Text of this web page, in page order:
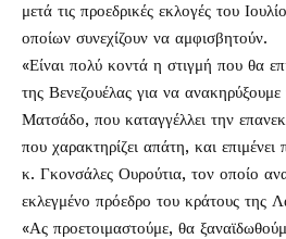
μετά τις προεδρικές εκλογές του
οποίων συνεχίζουν να αμφισβητούν.
«Είναι πολύ κοντά η στιγμή που θα
της Βενεζουέλας για να
Ματσάδο, που καταγγέλλει την
που χαρακτηρίζει απάτη, και
κ. Γκονσάλες Ουρούτια, τον οποίο
εκλεγμένο πρόεδρο του κράτους της
«Ας προετοιμαστούμε, θα